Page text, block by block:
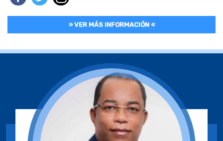
» VER MÁS INFORMACIÓN «